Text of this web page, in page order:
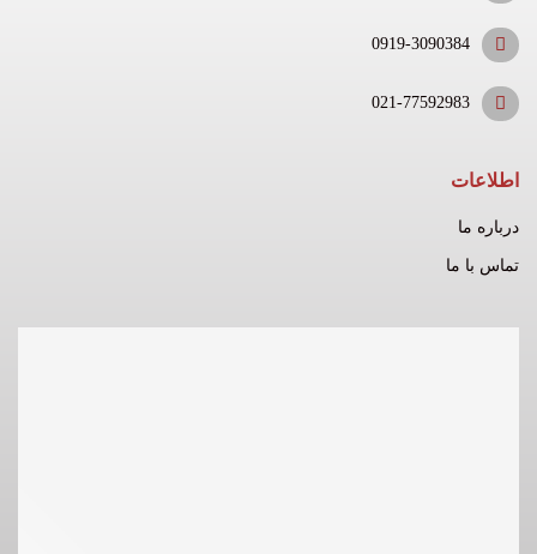
0919-3090384
021-77592983
اطلاعات
درباره ما
تماس با ما